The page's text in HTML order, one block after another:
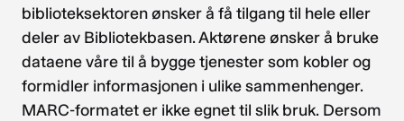
biblioteksektoren ønsker å få tilgang til hele eller
deler av Bibliotekbasen. Aktørene ønsker å bruke
dataene våre til å bygge tjenester som kobler og
formidler informasjonen i ulike sammenhenger.
MARC-formatet er ikke egnet til slik bruk. Dersom